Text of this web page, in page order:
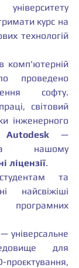
курс на
технологій
комп'ютерній
проведено
софту.
світовий
інженерного
Autodesk —
нашому
ліцензії.
та
найсвіжіші
програмних
— універсальне
для